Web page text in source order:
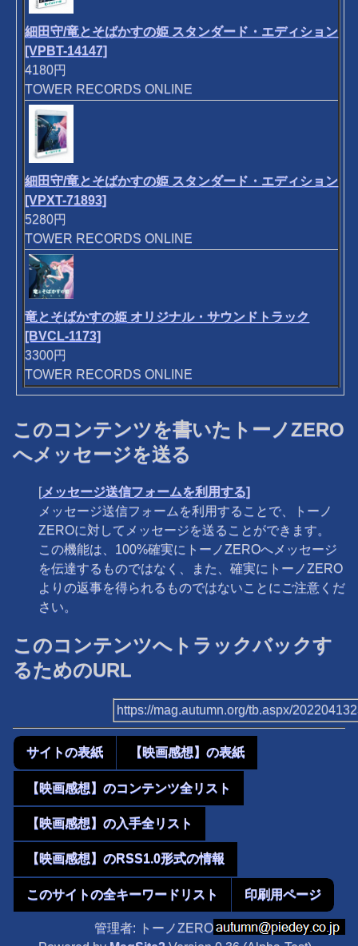
細田守/竜とそばかすの姫 スタンダード・エディション
[VPBT-14147]
4180円
TOWER RECORDS ONLINE
細田守/竜とそばかすの姫 スタンダード・エディション
[VPXT-71893]
5280円
TOWER RECORDS ONLINE
竜とそばかすの姫 オリジナル・サウンドトラック
[BVCL-1173]
3300円
TOWER RECORDS ONLINE
このコンテンツを書いたトーノZERO
へメッセージを送る
[メッセージ送信フォームを利用する]
メッセージ送信フォームを利用することで、トーノ
ZEROに対してメッセージを送ることができます。
この機能は、100%確実にトーノZEROへメッセージ
を伝達するものではなく、また、確実にトーノZERO
よりの返事を得られるものではないことにご注意くだ
さい。
このコンテンツへトラックバックす
るためのURL
https://mag.autumn.org/tb.aspx/
サイトの表紙 【映画感想】の表紙
【映画感想】のコンテンツ全リスト
【映画感想】の入手全リスト
【映画感想】のRSS1.0形式の情報
このサイトの全キーワードリスト 印刷用ページ
管理者: トーノZERO